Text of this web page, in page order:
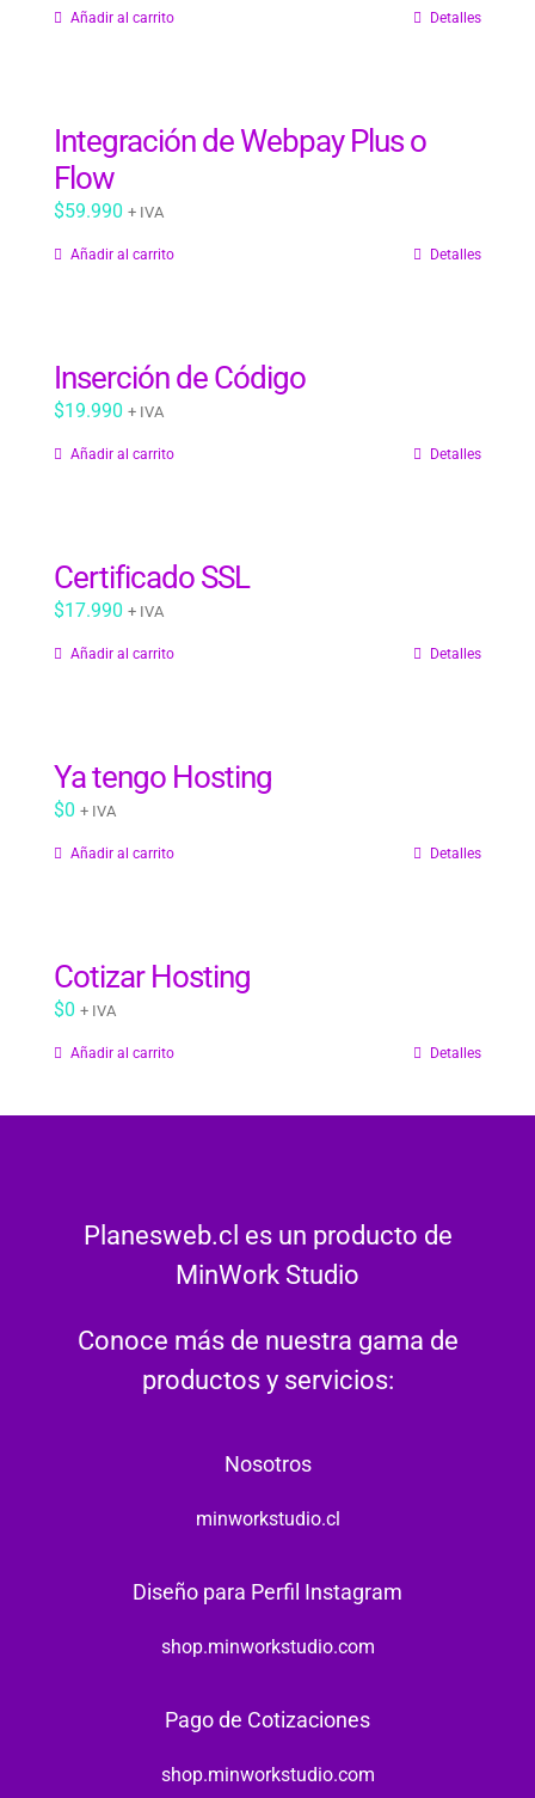
Añadir al carrito Detalles
Integración de Webpay Plus o
Flow
$59.990 + IVA
Añadir al carrito Detalles
Inserción de Código
$19.990 + IVA
Añadir al carrito Detalles
Certificado SSL
$17.990 + IVA
Añadir al carrito Detalles
Ya tengo Hosting
$0 + IVA
Añadir al carrito Detalles
Cotizar Hosting
$0 + IVA
Añadir al carrito Detalles
Planesweb.cl es un producto de
MinWork Studio
Conoce más de nuestra gama de
productos y servicios:
Nosotros
minworkstudio.cl
Diseño para Perfil Instagram
shop.minworkstudio.com
Pago de Cotizaciones
shop.minworkstudio.com